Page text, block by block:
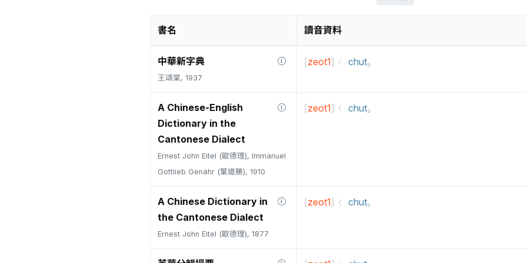
書名 讀音資料
中華新字典
王頌棠, 1937
[zeot1] chut꜆
A Chinese-English
Dictionary in the
Cantonese Dialect
Ernest John Eitel (歐德理), Immanuel
Gottlieb Genähr (葉道勝), 1910
[zeot1] chut꜆
A Chinese Dictionary in
the Cantonese Dialect
Ernest John Eitel (歐德理), 1877
[zeot1] chut꜆